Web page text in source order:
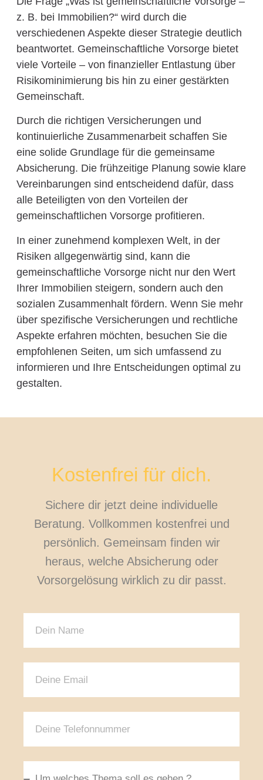
z. B. bei Immobilien?“ wird durch die
verschiedenen Aspekte dieser Strategie deutlich
beantwortet. Gemeinschaftliche Vorsorge bietet
viele Vorteile – von finanzieller Entlastung über
Risikominimierung bis hin zu einer gestärkten
Gemeinschaft.
Durch die richtigen Versicherungen und
kontinuierliche Zusammenarbeit schaffen Sie
eine solide Grundlage für die gemeinsame
Absicherung. Die frühzeitige Planung sowie klare
Vereinbarungen sind entscheidend dafür, dass
alle Beteiligten von den Vorteilen der
gemeinschaftlichen Vorsorge profitieren.
In einer zunehmend komplexen Welt, in der
Risiken allgegenwärtig sind, kann die
gemeinschaftliche Vorsorge nicht nur den Wert
Ihrer Immobilien steigern, sondern auch den
sozialen Zusammenhalt fördern. Wenn Sie mehr
über spezifische Versicherungen und rechtliche
Aspekte erfahren möchten, besuchen Sie die
empfohlenen Seiten, um sich umfassend zu
informieren und Ihre Entscheidungen optimal zu
gestalten.
Kostenfrei für dich.
Sichere dir jetzt deine individuelle
Beratung. Vollkommen kostenfrei und
persönlich. Gemeinsam finden wir
heraus, welche Absicherung oder
Vorsorgelösung wirklich zu dir passt.